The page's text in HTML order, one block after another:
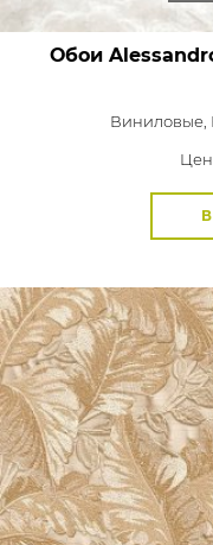
Обои
Виниловые,